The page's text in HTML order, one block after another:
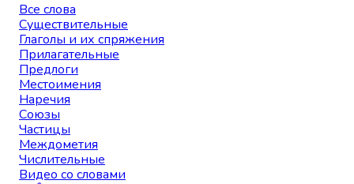
Все слова
Существительные
Глаголы и их спряжения
Прилагательные
Предлоги
Местоимения
Наречия
Союзы
Частицы
Междометия
Числительные
Видео со словами